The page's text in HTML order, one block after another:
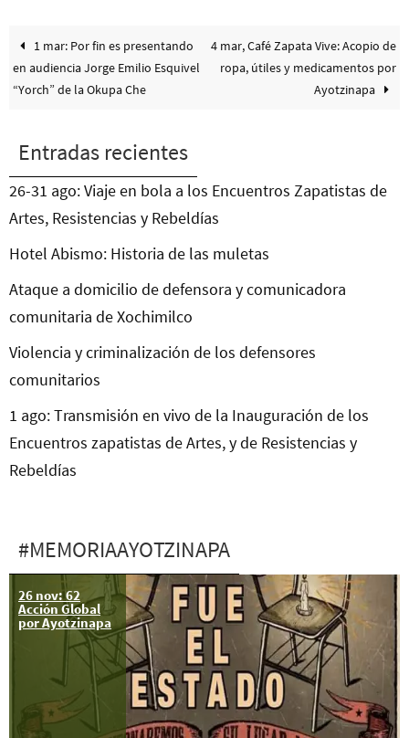
1 mar: Por fin es presentando
en audiencia Jorge Emilio Esquivel
“Yorch” de la Okupa Che
4 mar, Café Zapata Vive: Acopio de
ropa, útiles y medicamentos por
Ayotzinapa
Entradas recientes
26-31 ago: Viaje en bola a los Encuentros Zapatistas de
Artes, Resistencias y Rebeldías
Hotel Abismo: Historia de las muletas
Ataque a domicilio de defensora y comunicadora
comunitaria de Xochimilco
Violencia y criminalización de los defensores
comunitarios
1 ago: Transmisión en vivo de la Inauguración de los
Encuentros zapatistas de Artes, y de Resistencias y
Rebeldías
#MEMORIAAYOTZINAPA
26 nov: 62
Acción Global
por Ayotzinapa